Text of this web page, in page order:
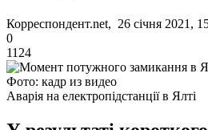
Корреспондент.net, 26 січня 2021,
0
1124
Фото: кадр из видео
Аварія на електропідстанції в Ялті